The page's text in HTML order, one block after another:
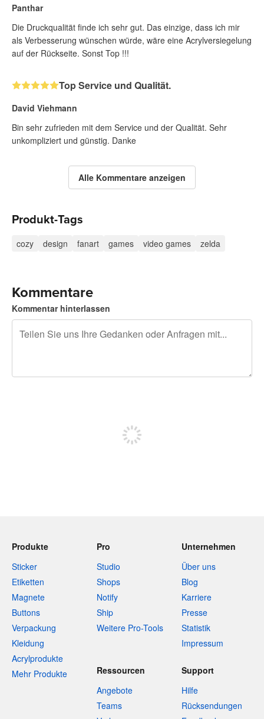
Panthar
Die Druckqualität finde ich sehr gut. Das einzige, dass ich mir
als Verbesserung wünschen würde, wäre eine Acrylversiegelung
auf der Rückseite. Sonst Top !!!
Top Service und Qualität.
David Viehmann
Bin sehr zufrieden mit dem Service und der Qualität. Sehr
unkompliziert und günstig. Danke
Alle Kommentare anzeigen
Produkt-Tags
cozy design fanart games video games zelda
Kommentare
Kommentar hinterlassen
Produkte
Sticker
Etiketten
Magnete
Buttons
Verpackung
Kleidung
Acrylprodukte
Mehr Produkte
Pro
Studio
Shops
Notify
Ship
Weitere Pro-Tools
Unternehmen
Über uns
Blog
Karriere
Presse
Statistik
Impressum
Ressourcen
Angebote
Teams
Support
Hilfe
Rücksendungen